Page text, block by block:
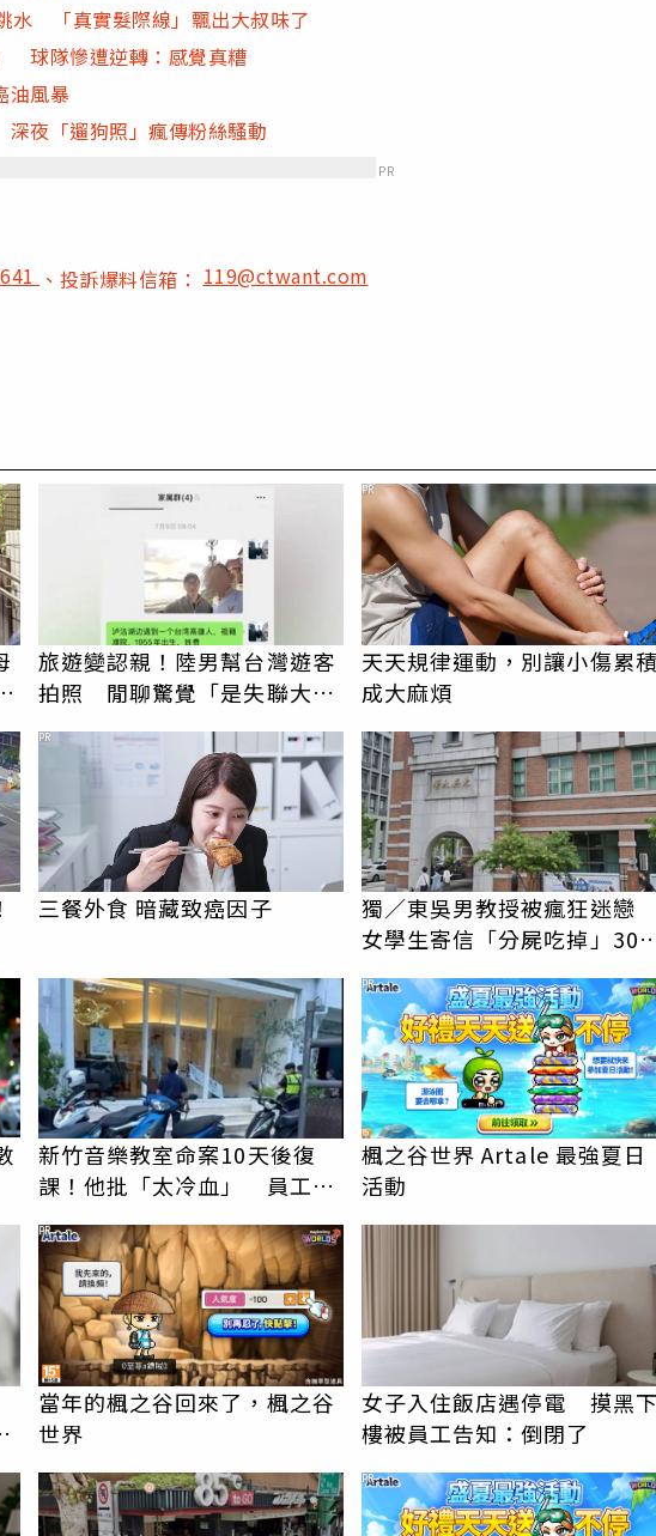
水 「真實髮際線」飄出大叔味了
球隊慘遭逆轉：感覺真糟
油風暴
夜「遛狗照」瘋傳粉絲騷動
PR
、投訴爆料信箱：119@ctwant.com
旅遊變認親！陸男幫台灣遊客
拍照 閒聊驚覺「是失聯大
天天規律運動，別讓小傷累
成大麻煩
PR
三餐外食 暗藏致癌因子
PR
獨／東吳男教授被瘋狂迷
女學生寄信「分屍吃掉」30
新竹音樂教室命案10天後復
課！他批「太冷血」 員工怒
駁：閉上嘴
楓之谷世界 Artale 最強夏日
活動
PR
當年的楓之谷回來了，楓之谷
世界
PR
女子入住飯店遇停電 摸黑
樓被員工告知：倒閉了
PR